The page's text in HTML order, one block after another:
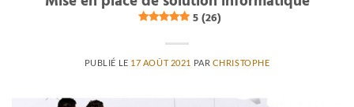
5 (26)
PUBLIÉ LE 17 AOÛT 2021 PAR CHRISTOPHE